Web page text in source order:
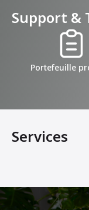
Support &
Portefeuille
Services